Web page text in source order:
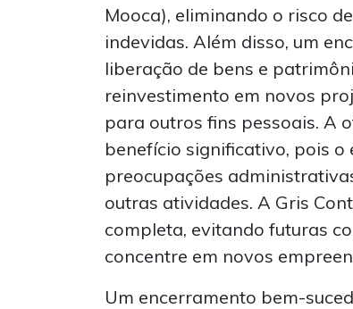
Mooca), eliminando o risco
indevidas. Além disso, um
liberação de bens e
reinvestimento em novos
para outros fins pessoais. A
benefício significativo, pois
preocupações
outras atividades. A Gris
completa, evitando futuras
concentre em novos
Um encerramento bem-